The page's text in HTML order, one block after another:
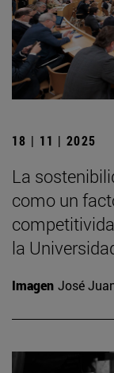
18 | 11 | 2025
La
como un
la
Imagen José